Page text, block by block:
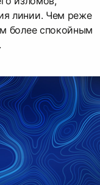
линии. Чем реже
более спокойным